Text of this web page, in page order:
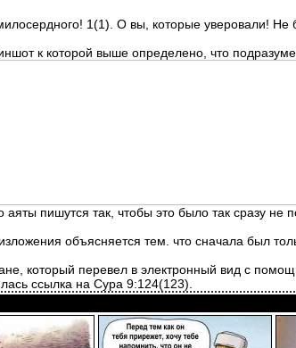
1(1). О вы, которые уверовали! Не
к которой выше определено, что
аяты пишутся так, чтобы это было так сразу не
объясняется тем. что сначала был
который перевел в электронный вид с
ссылка на Сура 9:124(123).